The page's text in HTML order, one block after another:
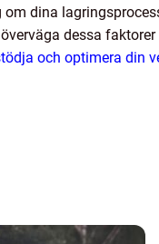
om dina
dessa
och optimera din